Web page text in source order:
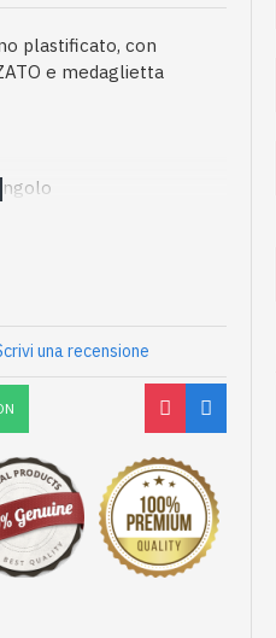
plastificato, con
e medaglietta
una recensione